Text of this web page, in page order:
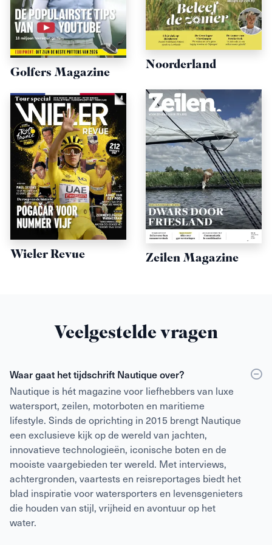
Golfers Magazine Noorderland
Wieler Revue Zeilen Magazine
Veelgestelde vragen
Waar gaat het tijdschrift Nautique over?
Nautique is hét magazine voor liefhebbers van luxe
watersport, zeilen, motorboten en maritieme
lifestyle. Sinds de oprichting in 2015 brengt Nautique
een exclusieve kijk op de wereld van jachten,
innovatieve technologieën, iconische boten en de
mooiste vaargebieden ter wereld. Met interviews,
achtergronden, vaartests en reisreportages biedt het
blad inspiratie voor watersporters en levensgenieters
die houden van stijl, vrijheid en avontuur op het
water.